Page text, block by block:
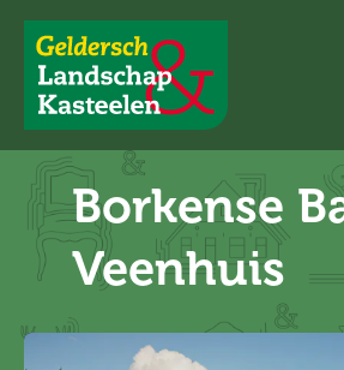
Geldersch
Landschap
en
Kasteelen
Borkense
Veenhuis